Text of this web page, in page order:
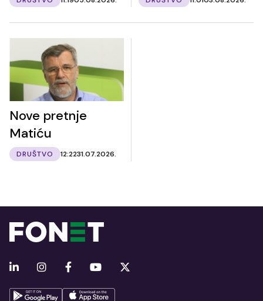
Nove pretnje
Matiću
DRUŠTVO 12:2231.07.2026.